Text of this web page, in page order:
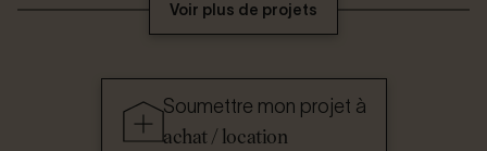
Voir plus de projets
Soumettre mon projet à
achat / location